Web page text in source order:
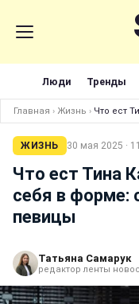
Люди Тренды
Главная › Жизнь › Что ест
ЖИЗНЬ 30 мая 2025 ·
Что ест Тина
себя в форме:
певицы
Татьяна Самарук
редактор ленты